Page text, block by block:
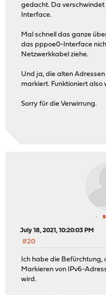
gedacht. Da
Interface.
Mal schnell das ganze
das pppoe0-Interface
Netzwerkkabel ziehe.
Und ja, die alten
markiert. Funktioniert also
Sorry für die Verwirrung.
July 18, 2021, 10:20:03 PM
#20
Ich habe die Befürchtung,
Markieren von IPv6-
wird.